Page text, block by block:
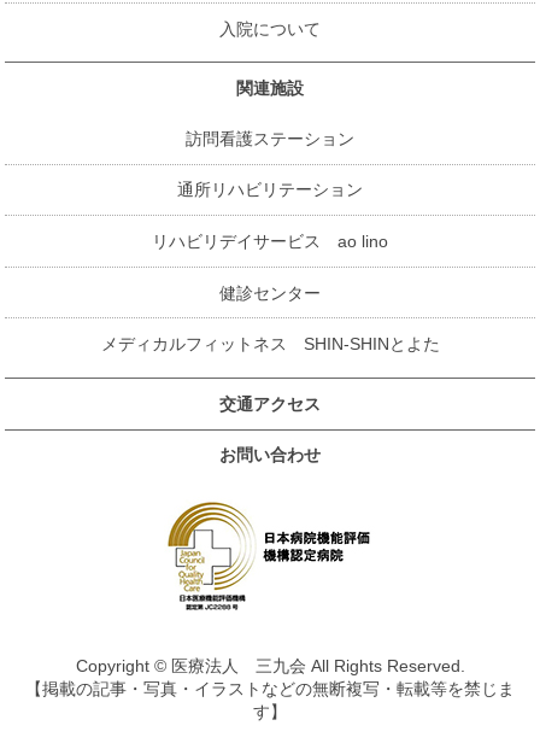
入院について
関連施設
訪問看護ステーション
通所リハビリテーション
リハビリデイサービス ao lino
健診センター
メディカルフィットネス SHIN-SHINとよた
交通アクセス
お問い合わせ
Copyright © 医療法人 三九会 All Rights Reserved.
【掲載の記事・写真・イラストなどの無断複写・転載等を禁じま
す】